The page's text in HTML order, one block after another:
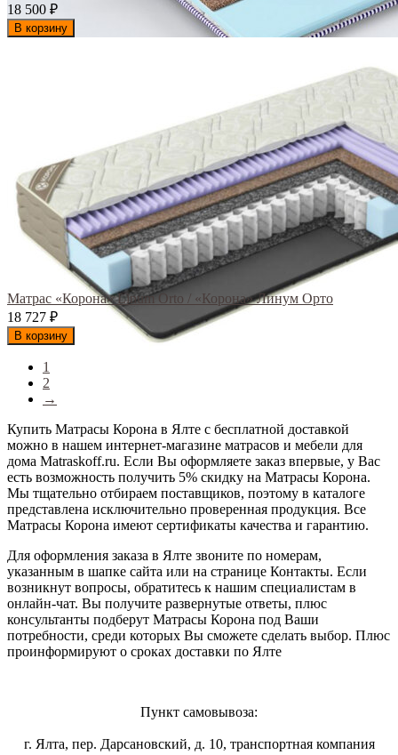
18 500 ₽
В корзину
Матрас «Корона» Linum Orto / «Корона» Линум Орто
18 727 ₽
В корзину
1
2
→
Купить Матрасы Корона в Ялте с бесплатной доставкой
можно в нашем интернет-магазине матрасов и мебели для
дома Matraskoff.ru. Если Вы оформляете заказ впервые, у Вас
есть возможность получить 5% скидку на Матрасы Корона.
Мы тщательно отбираем поставщиков, поэтому в каталоге
представлена исключительно проверенная продукция. Все
Матрасы Корона имеют сертификаты качества и гарантию.
Для оформления заказа в Ялте звоните по номерам,
указанным в шапке сайта или на странице Контакты. Если
возникнут вопросы, обратитесь к нашим специалистам в
онлайн-чат. Вы получите развернутые ответы, плюс
консультанты подберут Матрасы Корона под Ваши
потребности, среди которых Вы сможете сделать выбор. Плюс
проинформируют о сроках доставки по Ялте
Пункт самовывоза:
г. Ялта, пер. Дарсановский, д. 10, транспортная компания